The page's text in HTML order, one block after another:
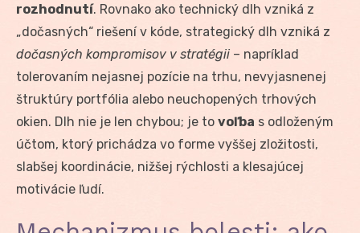
rozhodnutí. Rovnako ako technický dlh vzniká z
„dočasných“ riešení v kóde, strategický dlh vzniká z
dočasných kompromisov v stratégii – napríklad
tolerovaním nejasnej pozície na trhu, nevyjasnenej
štruktúry portfólia alebo neuchopených trhových
okien. Dlh nie je len chybou; je to voľba s odloženým
účtom, ktorý prichádza vo forme vyššej zložitosti,
slabšej koordinácie, nižšej rýchlosti a klesajúcej
motivácie ľudí.